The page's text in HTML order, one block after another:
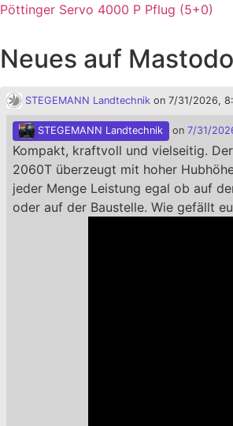
Pöttinger Servo 4000 P Pflug (5+0)
Neues auf
STEGEMANN Landtechnik on 7/31/2026,
STEGEMANN Landtechnik on 7/31/
Kompakt, kraftvoll und vielseitig.
2060T überzeugt mit hoher
jeder Menge Leistung egal ob auf
oder auf der Baustelle. Wie gefällt